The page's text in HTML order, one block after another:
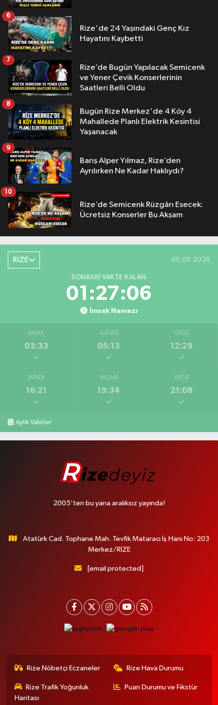
Rize'de 24 Yaşındaki Genç Kız
Hayatını Kaybetti
6
Rize’de Bugün Yapılacak Semicenk
ve Yener Çevik Konserlerinin
Saatleri Belli Oldu
7
Bugün Rize Merkez'de 4 Köy 4
Mahallede Planlı Elektrik Kesintisi
Yaşanacak
8
Barış Alper Yılmaz, Rize’den
Ayrılırken Ne Kadar Haklıydı?
9
Rize’de Semicenk Rüzgârı Esecek:
Ücretsiz Konserler Bu Akşam
10
RİZE 08.08.2026
SONRAKI VAKTE KALAN
01:27:05
İmsak Namazı
İMSAK
03:33
GÜNEŞ
05:13
ÖĞLE
12:29
İKINDI
16:21
AKŞAM
19:34
YATSI
21:08
Aylık Vakitler
2005'ten bu yana aralıksız yayında!
Atatürk Cad. Tophane Mah. Tevfik Mataracı İş Hanı No: 203
Merkez/RİZE
[email protected]
Rize Nöbetçi Eczaneler Rize Hava Durumu
Rize Trafik Yoğunluk
Haritası
Puan Durumu ve Fikstür